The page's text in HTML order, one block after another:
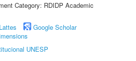
Category: RDIDP Academic
Google Scholar
UNESP